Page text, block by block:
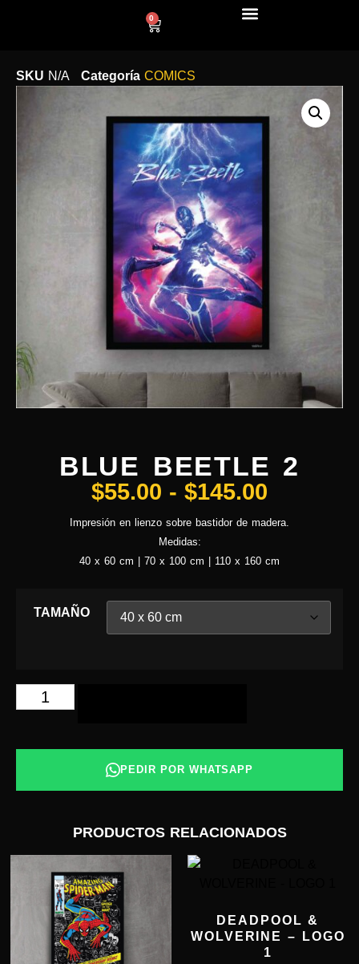
0
SKU N/A Categoría COMICS
BLUE BEETLE 2
$55.00 - $145.00
Impresión en lienzo sobre bastidor de madera.
Medidas:
40 x 60 cm | 70 x 100 cm | 110 x 160 cm
TAMAÑO
PEDIR POR WHATSAPP
PRODUCTOS RELACIONADOS
DEADPOOL &
WOLVERINE – LOGO
1